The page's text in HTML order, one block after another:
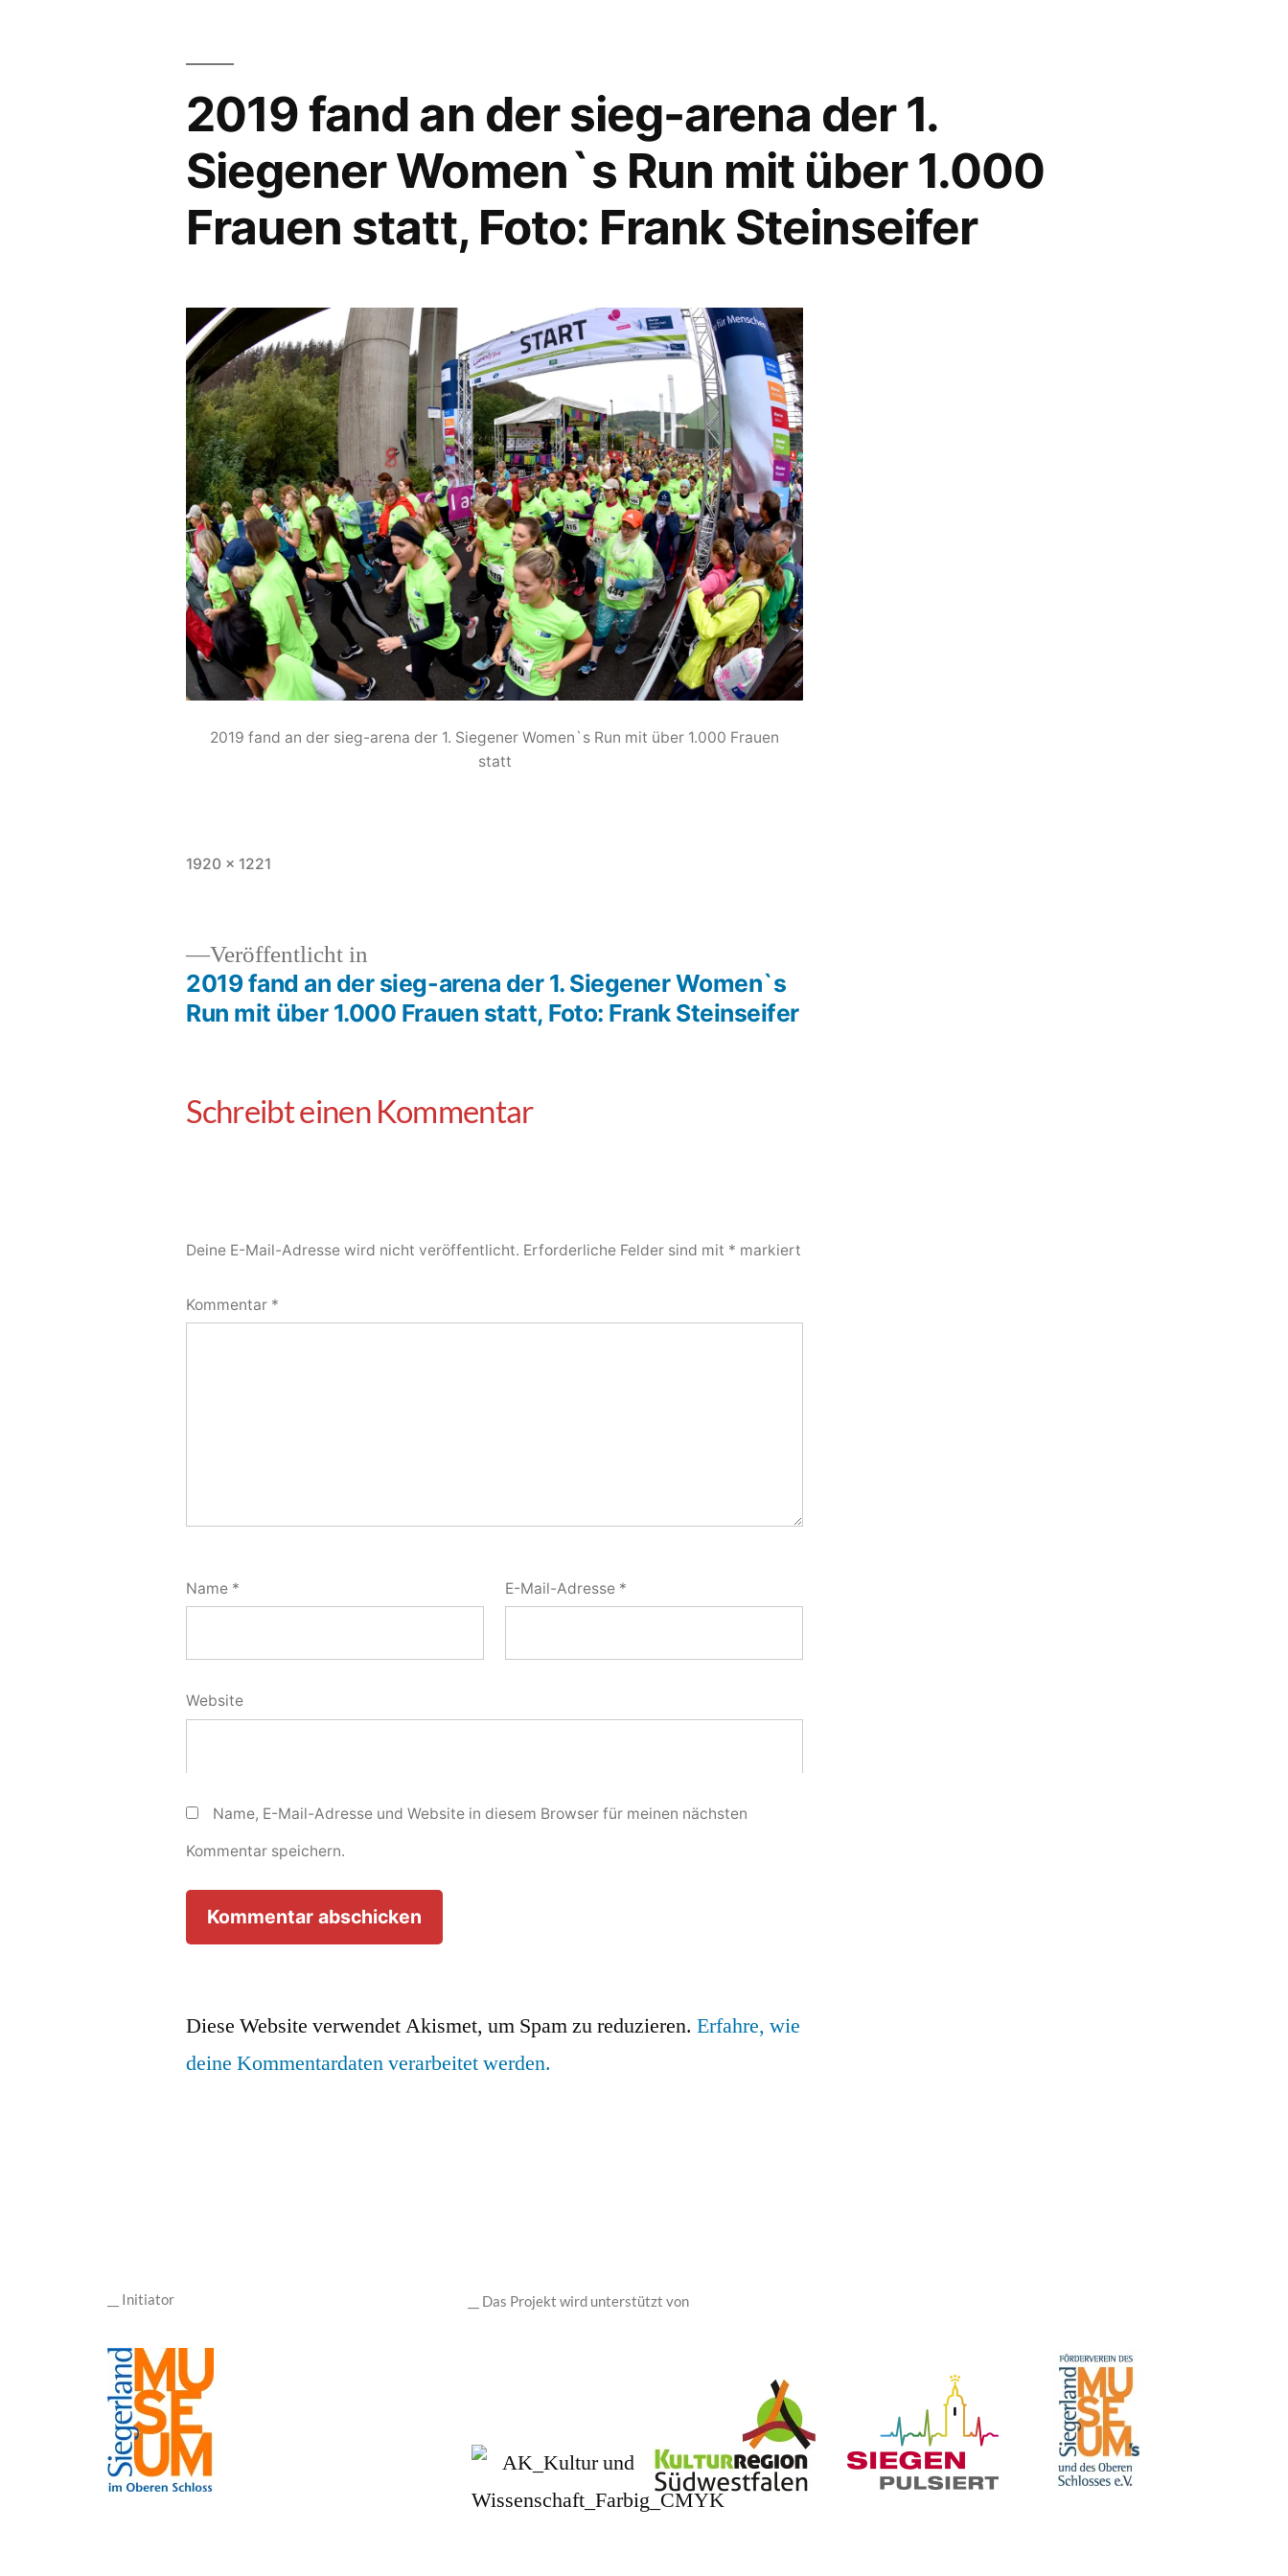
2019 fand an der sieg-arena der 1.
Siegener Women`s Run mit über 1.000
Frauen statt, Foto: Frank Steinseifer
2019 fand an der sieg-arena der 1. Siegener Women`s Run mit über 1.000 Frauen
statt
1920 × 1221
Veröffentlicht in
2019 fand an der sieg-arena der 1. Siegener Women`s
Run mit über 1.000 Frauen statt, Foto: Frank Steinseifer
Deine E-Mail-Adresse wird nicht veröffentlicht. Erforderliche Felder sind mit * markiert
Kommentar *
Name * E-Mail-Adresse *
Website
Name, E-Mail-Adresse und Website in diesem Browser für meinen nächsten
Kommentar speichern.
Diese Website verwendet Akismet, um Spam zu reduzieren.Erfahre, wie
deine Kommentardaten verarbeitet werden.
__ Initiator __ Das Projekt wird unterstützt von